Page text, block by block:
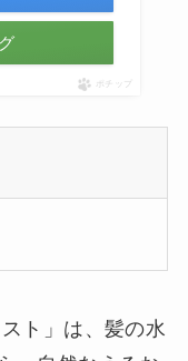
ポチップ
ト」は、髪の水